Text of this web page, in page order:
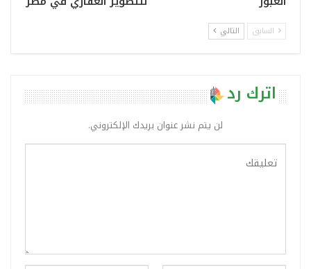
السابق التالي
اترك رد
لن يتم نشر عنوان بريدك الإلكتروني.